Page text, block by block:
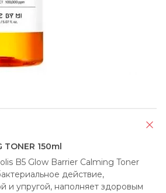
TONER 150ml
B5 Glow Barrier Calming Toner
действие,
и упругой, наполняет здоровым